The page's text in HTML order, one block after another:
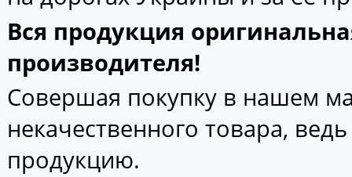
Вся продукция
производителя!
Совершая покупку в нашем
некачественного товара,
продукцию.